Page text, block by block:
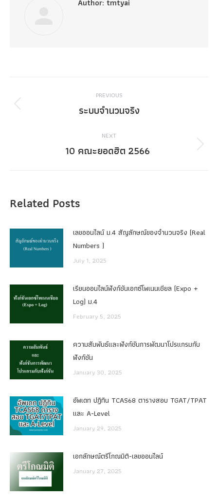
Author: tmtyai
navigation
PREVIOUS
Previous
ระบบจำนวนจริง
NEXT
Next
10 คณะยอดฮิต 2566
Related Posts
เลขออนไลน์ ม.4 สัญลักษณ์ของจำนวนจริง (Real
Numbers )
July 1, 2025
เรียนออนไลน์ฟังก์ชันเอกซ์โพเนนเชียล (Expo +
Log) ม.4
February 5, 2025
ความสัมพันธ์และฟังก์ชันการพัฒนาโปรแกรมกับ
ฟังก์ชัน
January 30, 2025
อัพเดท ปฏิทิน TCAS68 ตารางสอบ TGAT/TPAT
และ A-Level
January 29, 2025
เอกลักษณ์ตรีโกณมิติ-เลขออนไลน์
January 27, 2025